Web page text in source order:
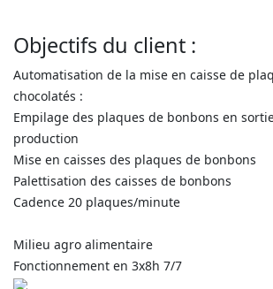
Objectifs du client :
Automatisation de la mise en caisse de
chocolatés :
Empilage des plaques de bonbons en
production
Mise en caisses des plaques de bonbons
Palettisation des caisses de bonbons
Cadence 20 plaques/minute
Milieu agro alimentaire
Fonctionnement en 3x8h 7/7